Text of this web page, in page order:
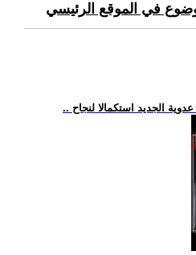
في الموقع الرئيسي
الجديد استكمالا لنجاح